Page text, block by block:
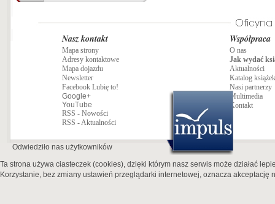
Nasz kontakt
Mapa strony
Adresy kontaktowe
Mapa dojazdu
Newsletter
Facebook Lubię to!
Google+
YouTube
RSS - Nowości
RSS - Aktualności
Współpraca
O nas
Jak wydać
Aktualności
Katalog książek
Nasi partnerzy
Multimedia
Kontakt
Odwiedziło nas użytkowników
Ta strona używa ciasteczek (cookies), dzięki którym nasz serwis może działać
Korzystanie, bez zmiany ustawień przeglądarki internetowej, oznacza akceptację